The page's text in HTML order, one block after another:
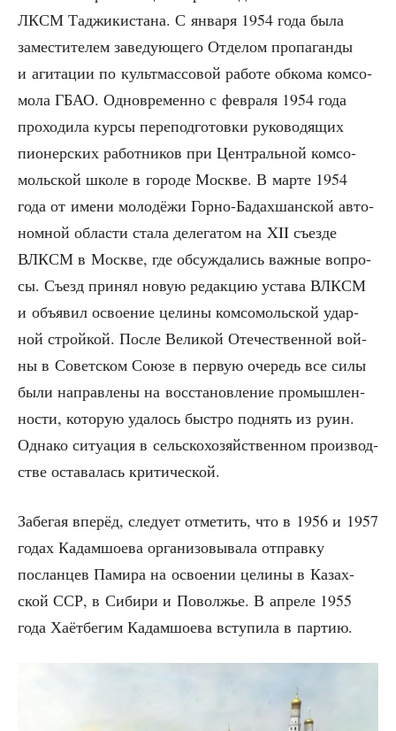
ЛКСМ Таджи­ки­ста­на. С янва­ря 1954 года была
заме­сти­те­лем заве­ду­ю­ще­го Отде­лом про­па­ган­ды
и аги­та­ции по культ­мас­со­вой рабо­те обко­ма ком­со­
мо­ла ГБАО. Одно­вре­мен­но с фев­ра­ля 1954 года
про­хо­ди­ла кур­сы пере­под­го­тов­ки руко­во­дя­щих
пио­нер­ских работ­ни­ков при Цен­траль­ной ком­со­
моль­ской шко­ле в горо­де Москве. В мар­те 1954
года от име­ни моло­дё­жи Гор­но-Бадах­шан­ской авто­
ном­ной обла­сти ста­ла деле­га­том на XII съез­де
ВЛКСМ в Москве, где обсуж­да­лись важ­ные вопро­
сы. Съезд при­нял новую редак­цию уста­ва ВЛКСМ
и объ­явил осво­е­ние цели­ны ком­со­моль­ской удар­
ной строй­кой. После Вели­кой Оте­че­ствен­ной вой­
ны в Совет­ском Сою­зе в первую оче­редь все силы
были направ­ле­ны на вос­ста­нов­ле­ние про­мыш­лен­
но­сти, кото­рую уда­лось быст­ро под­нять из руин.
Одна­ко ситу­а­ция в сель­ско­хо­зяй­ствен­ном про­из­вод­
стве оста­ва­лась критической.
Забе­гая впе­рёд, сле­ду­ет отме­тить, что в 1956 и 1957
годах Кадам­шо­е­ва орга­ни­зо­вы­ва­ла отправ­ку
послан­цев Пами­ра на осво­е­нии цели­ны в Казах­
ской ССР, в Сиби­ри и Повол­жье. В апре­ле 1955
года Хаёт­бе­гим Кадам­шо­е­ва всту­пи­ла в партию.